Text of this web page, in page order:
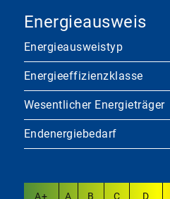
Energieausweis
Energieausweistyp
Energieeffizienzklasse
Wesentlicher Energieträger
Endenergiebedarf